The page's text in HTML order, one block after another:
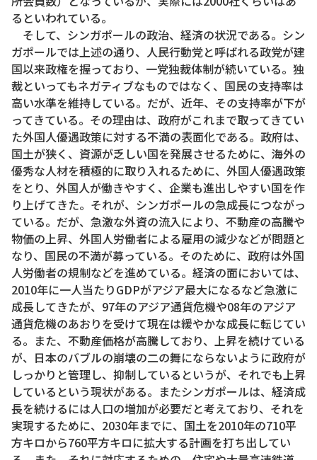
るといわれている。
そして、シンガポールの政治、経済の状況である。シン
ガポールでは上述の通り、人民行動党と呼ばれる政党が建
国以来政権を握っており、一党独裁体制が続いている。独
裁といってもネガティブなものではなく、国民の支持率は
高い水準を維持している。だが、近年、その支持率が下が
ってきている。その理由は、政府がこれまで取ってきてい
た外国人優遇政策に対する不満の表面化である。政府は、
国土が狭く、資源が乏しい国を発展させるために、海外の
優秀な人材を積極的に取り入れるために、外国人優遇政策
をとり、外国人が働きやすく、企業も進出しやすい国を作
り上げてきた。それが、シンガポールの急成長につながっ
ている。だが、急激な外資の流入により、不動産の高騰や
物価の上昇、外国人労働者による雇用の減少などが問題と
なり、国民の不満が募っている。そのために、政府は外国
人労働者の規制などを進めている。経済の面においては、
2010年に一人当たりGDPがアジア最大になるなど急激に
成長してきたが、97年のアジア通貨危機や08年のアジア
通貨危機のあおりを受けて現在は緩やかな成長に転じてい
る。また、不動産価格が高騰しており、上昇を続けている
が、日本のバブルの崩壊の二の舞にならないように政府が
しっかりと管理し、抑制しているというが、それでも上昇
しているという現状がある。またシンガポールは、経済成
長を続けるには人口の増加が必要だと考えており、それを
実現するために、2030年までに、国土を2010年の710平
方キロから760平方キロに拡大する計画を打ち出してい